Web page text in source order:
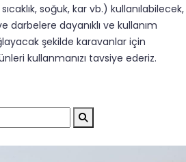
soğuk, kar vb.) kullanılabilecek,
dayanıklı ve kullanım
şekilde karavanlar için
kullanmanızı tavsiye ederiz.